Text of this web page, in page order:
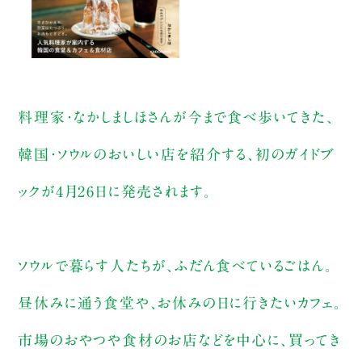
料理家・なかしましほさんが今まで食べ歩いてきた、
韓国・ソウルのおいしい店を紹介する、初のガイドブ
ックが4月26日に発売されます。
ソウルで暮らす人たちが、ふだん食べているごはん。
昼休みに通う食堂や、お休みの日に行きたいカフェ。
市場のおやつや食材のお店などを中心に、買ってき